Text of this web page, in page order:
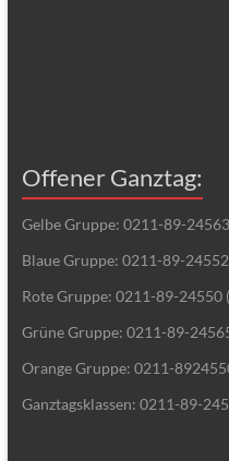
Offener Ganztag:
Gelbe Gruppe: 0211-89-
Blaue Gruppe: 0211-89-
Rote Gruppe: 0211-89-24550
Grüne Gruppe: 0211-89-
Orange Gruppe: 0211-
Ganztagsklassen: 0211-89-